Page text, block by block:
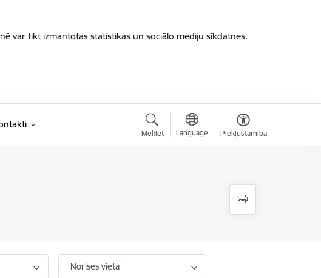
var tikt izmantotas statistikas un sociālo mediju sīkdatnes.
Meklēt Language Piekļūstamība
Norises vieta